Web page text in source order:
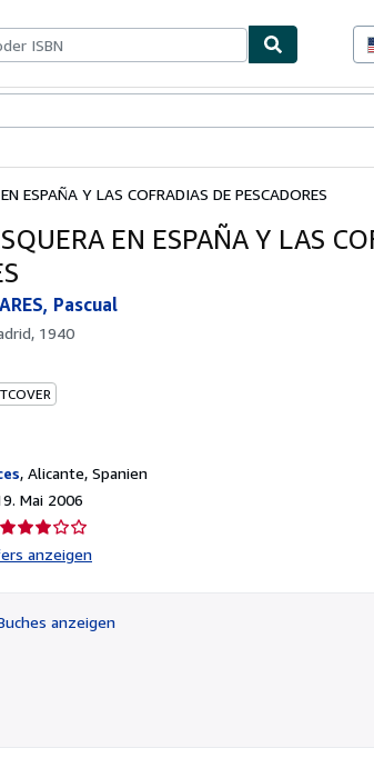
ESPAÑA Y LAS COFRADIAS DE PESCADORES
EN ESPAÑA Y LAS
Pascual
1940
, Alicante, Spanien
Mai 2006
Verkäuferbewertung
anzeigen
anzeigen